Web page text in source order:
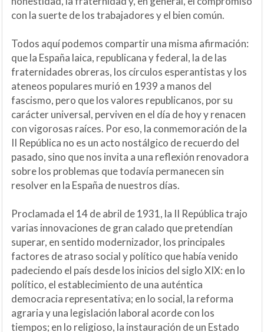
con la suerte de los trabajadores y el bien común.
Todos aquí podemos compartir una misma afirmación:
que la España laica, republicana y federal, la de las
fraternidades obreras, los círculos esperantistas y los
ateneos populares murió en 1939 a manos del
fascismo, pero que los valores republicanos, por su
carácter universal, perviven en el día de hoy y renacen
con vigorosas raíces. Por eso, la conmemoración de la
II República no es un acto nostálgico de recuerdo del
pasado, sino que nos invita a una reflexión renovadora
sobre los problemas que todavía permanecen sin
resolver en la España de nuestros días.
Proclamada el 14 de abril de 1931, la II República trajo
varias innovaciones de gran calado que pretendían
superar, en sentido modernizador, los principales
factores de atraso social y político que había venido
padeciendo el país desde los inicios del siglo XIX: en lo
político, el establecimiento de una auténtica
democracia representativa; en lo social, la reforma
agraria y una legislación laboral acorde con los
tiempos; en lo religioso, la instauración de un Estado